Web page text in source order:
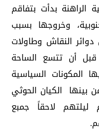
الراهنة بدأت بتفاقم
وخروجها بسبب
النقاش وطاولات
قبل أن تتسع الساحة
المكونات السياسية
بينها الكيان الحوثي
ليلتهم لاحقاً جمبع